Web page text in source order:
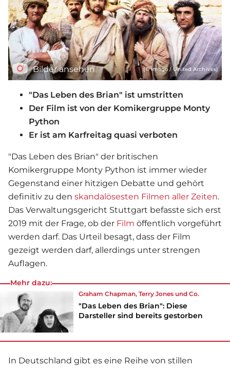
Bilder ansehen (© imago / United Archives)
"Das Leben des Brian" ist umstritten
Der Film ist von der Komikergruppe Monty
Python
Er ist am Karfreitag quasi verboten
"Das Leben des Brian" der britischen
Komikergruppe Monty Python ist immer wieder
Gegenstand einer hitzigen Debatte und gehört
definitiv zu den skandalösesten Filmen aller Zeiten.
Das Verwaltungsgericht Stuttgart befasste sich erst
2019 mit der Frage, ob der Film öffentlich vorgeführt
werden darf. Das Urteil besagt, dass der Film
gezeigt werden darf, allerdings unter strengen
Auflagen.
Mehr dazu:
Graham Chapman, Terry Jones und Co.
"Das Leben des Brian": Diese
Darsteller sind bereits gestorben
In Deutschland gibt es eine Reihe von stillen